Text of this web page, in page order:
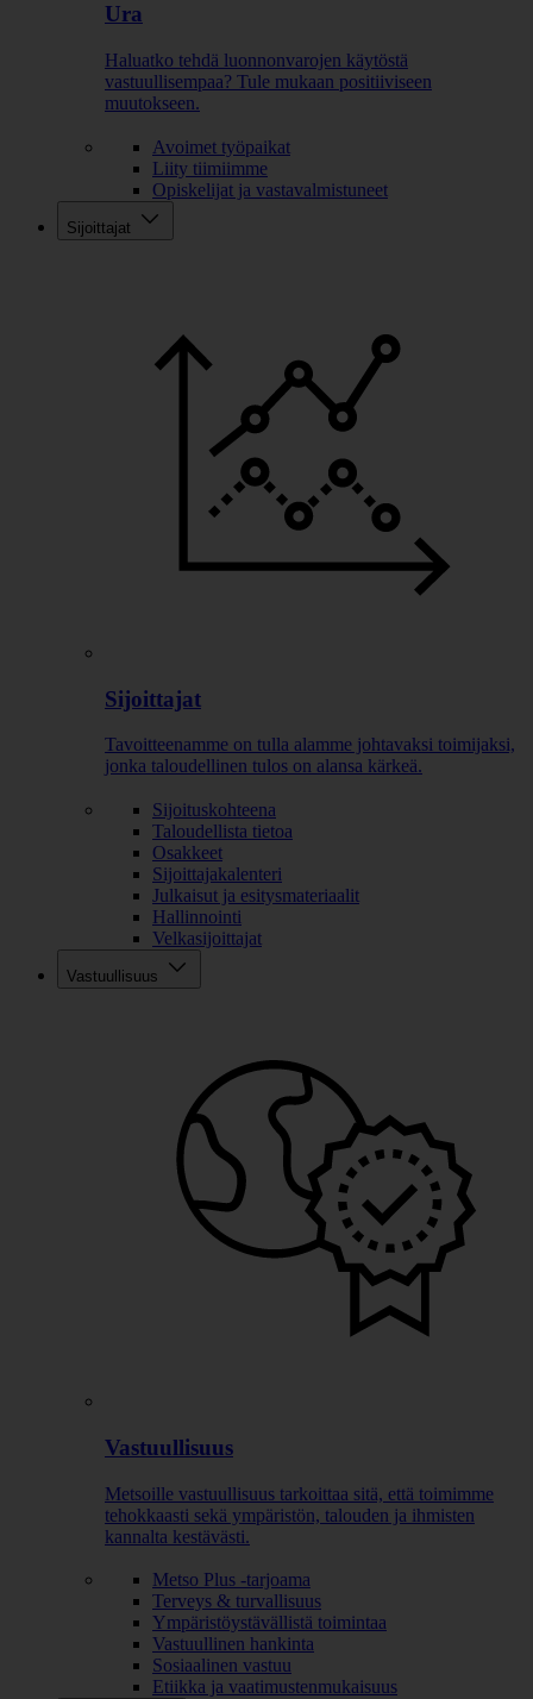
Ura
Haluatko tehdä luonnonvarojen käytöstä
vastuullisempaa? Tule mukaan positiiviseen
muutokseen.
Avoimet työpaikat
Liity tiimiimme
Opiskelijat ja vastavalmistuneet
Sijoittajat
Sijoittajat
Tavoitteenamme on tulla alamme johtavaksi toimijaksi,
jonka taloudellinen tulos on alansa kärkeä.
Sijoituskohteena
Taloudellista tietoa
Osakkeet
Sijoittajakalenteri
Julkaisut ja esitysmateriaalit
Hallinnointi
Velkasijoittajat
Vastuullisuus
Vastuullisuus
Metsoille vastuullisuus tarkoittaa sitä, että toimimme
tehokkaasti sekä ympäristön, talouden ja ihmisten
kannalta kestävästi.
Metso Plus -tarjoama
Terveys & turvallisuus
Ympäristöystävällistä toimintaa
Vastuullinen hankinta
Sosiaalinen vastuu
Etiikka ja vaatimustenmukaisuus